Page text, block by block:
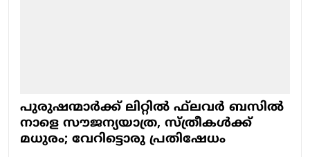
പുരുഷന്മാര്‍ക്ക് ലിറ്റില്‍ ഫ്‌ലവര്‍ ബസില്‍
നാളെ സൗജന്യയാത്ര, സ്ത്രീകള്‍ക്ക്
മധുരം; വേറിട്ടൊരു പ്രതിഷേധം